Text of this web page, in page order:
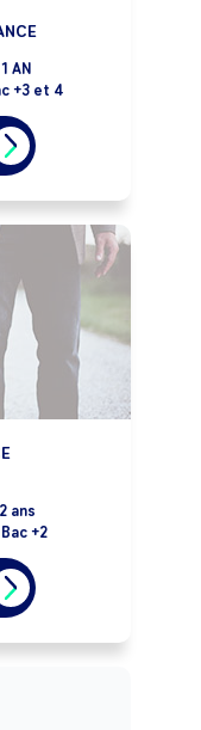
1 AN
+3 et 4
2 ans
+2